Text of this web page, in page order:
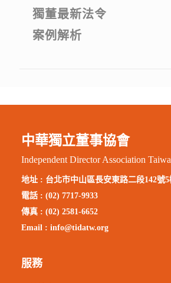
獨董最新法令
案例解析
中華獨立董事協會
Independent Director Association
地址 : 台北市中山區長安東路二段142號5
電話 : (02) 7717-9933
傳真 : (02) 2581-6652
Email :info@tidatw.org
服務